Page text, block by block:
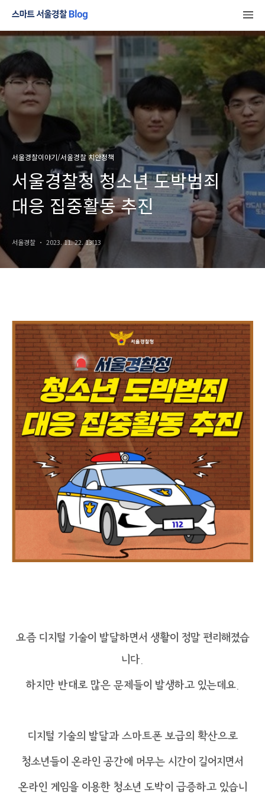
서울경찰이야기/서울경찰 치안정책
서울경찰청 청소년 도박범죄
대응 집중활동 추진
서울경찰 2023. 11. 22. 13:13
요즘 디지털 기술이 발달하면서 생활이 정말 편리해졌습
니다.
하지만 반대로 많은 문제들이 발생하고 있는데요.
디지털 기술의 발달과 스마트폰 보급의 확산으로
청소년들이 온라인 공간에 머무는 시간이 길어지면서
온라인 게임을 이용한 청소년 도박이 급증하고 있습니